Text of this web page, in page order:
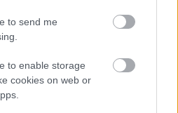
to send me
to enable storage
cookies on web or
kvalifikálta magát Bottas az
szünetben